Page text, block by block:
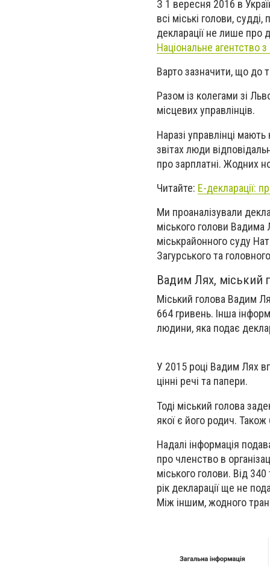
З 1 вересня 2016 в
всі міські голови,
декларації не лише про
Національне агентство з
Варто зазначити, що до
Разом із колегами зі
місцевих управлінців.
Наразі управлінці
звітах люди
про зарплатні. Жодних
Читайте: Е-декларації:
Ми проаналізували
міського голови Вадима
міськрайонного суду
Загурського та
Вадим Лях, міський
Міський голова Вадим
664 гривень. Інша
людини, яка подає
У 2015 році Вадим Лях
цінні речі та папери.
Тоді міський голова
якої є його родич.
Надалі інформація
про членство в
міського голови. Від
рік декларації ще не
Між іншим, жодного